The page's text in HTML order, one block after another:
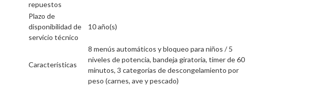
repuestos
Plazo de
disponibilidad de
servicio técnico
10 año(s)
Características
8 menús automáticos y bloqueo para niños / 5
niveles de potencia, bandeja giratoria, timer de 60
minutos, 3 categorías de descongelamiento por
peso (carnes, ave y pescado)